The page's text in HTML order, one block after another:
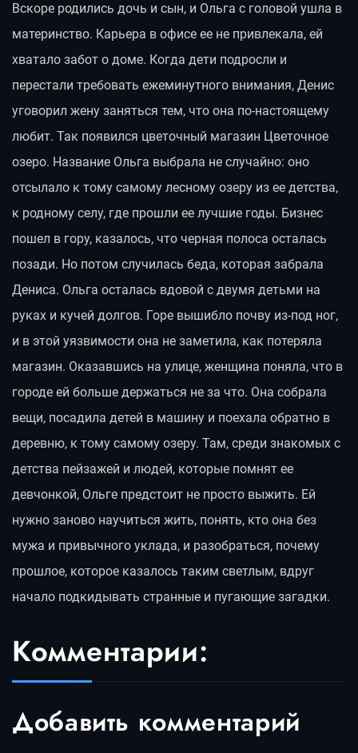
Вскоре родились дочь и сын, и Ольга с головой ушла в
материнство. Карьера в офисе ее не привлекала, ей
хватало забот о доме. Когда дети подросли и
перестали требовать ежеминутного внимания, Денис
уговорил жену заняться тем, что она по-настоящему
любит. Так появился цветочный магазин Цветочное
озеро. Название Ольга выбрала не случайно: оно
отсылало к тому самому лесному озеру из ее детства,
к родному селу, где прошли ее лучшие годы. Бизнес
пошел в гору, казалось, что черная полоса осталась
позади. Но потом случилась беда, которая забрала
Дениса. Ольга осталась вдовой с двумя детьми на
руках и кучей долгов. Горе вышибло почву из-под ног,
и в этой уязвимости она не заметила, как потеряла
магазин. Оказавшись на улице, женщина поняла, что в
городе ей больше держаться не за что. Она собрала
вещи, посадила детей в машину и поехала обратно в
деревню, к тому самому озеру. Там, среди знакомых с
детства пейзажей и людей, которые помнят ее
девчонкой, Ольге предстоит не просто выжить. Ей
нужно заново научиться жить, понять, кто она без
мужа и привычного уклада, и разобраться, почему
прошлое, которое казалось таким светлым, вдруг
начало подкидывать странные и пугающие загадки.
Комментарии:
Добавить комментарий